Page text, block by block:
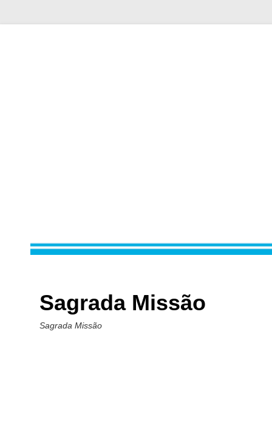
Sagrada Missão
Sagrada Missão